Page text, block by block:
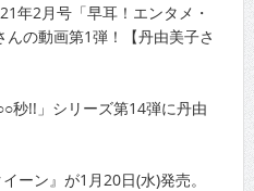
年2月号「早耳！エンタメ・
の動画第1弾！【丹由美子さ
秒!!」シリーズ第14弾に丹由
ーン』が1月20日(水)発売。